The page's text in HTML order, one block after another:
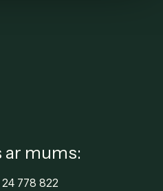
ar mums:
24 778 822